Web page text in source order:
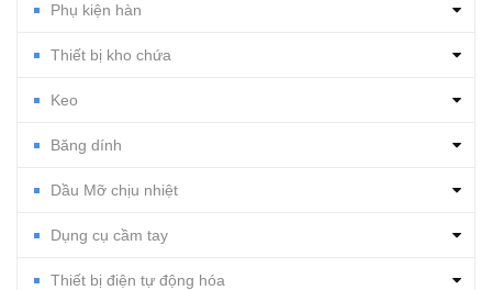
Phụ kiện hàn
Thiết bị kho chứa
Keo
Băng dính
Dầu Mỡ chịu nhiệt
Dụng cụ cầm tay
Thiết bị điện tự động hóa